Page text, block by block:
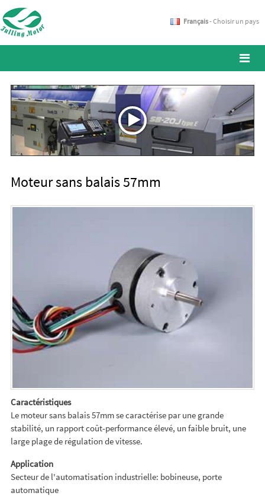
Français- Choisir un pays
Moteur sans balais 57mm
Caractéristiques
Le moteur sans balais 57mm se caractérise par une grande
stabilité, un rapport coût-performance élevé, un faible bruit, une
large plage de régulation de vitesse.
Application
Secteur de l'automatisation industrielle: bobineuse, porte
automatique